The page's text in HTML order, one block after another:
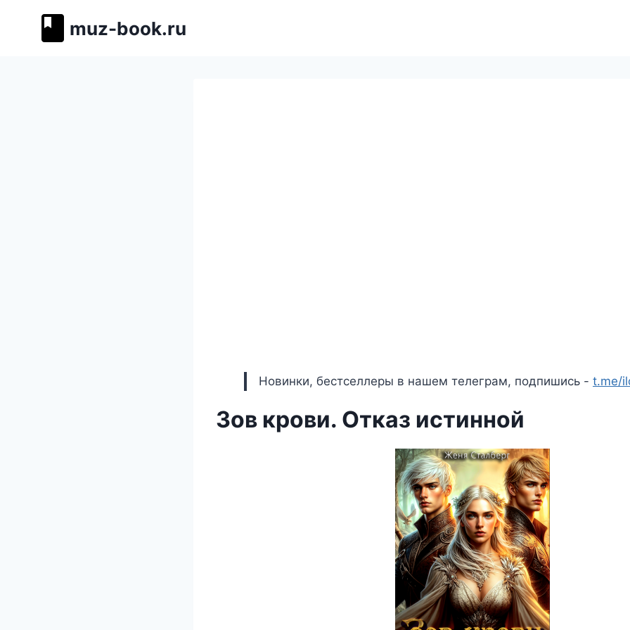
muz-book.ru
Новинки, бестселлеры в нашем телеграм, подпишись - t.me/
Зов крови. Отказ истинной